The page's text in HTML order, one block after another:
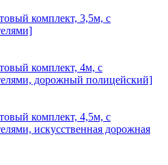
комплект, 3,5м, с
комплект, 4м, с
дорожный полицейский]
комплект, 4,5м, с
искусственная дорожная